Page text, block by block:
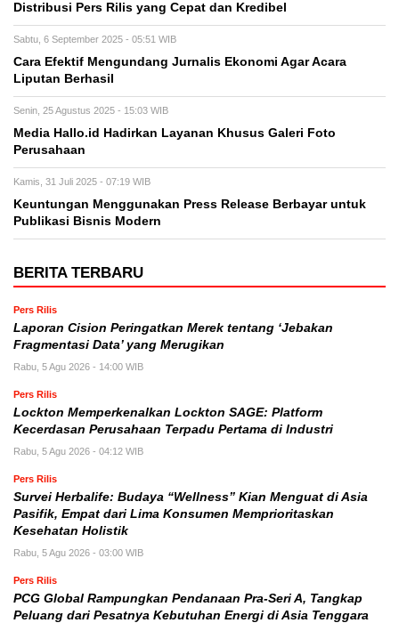
Distribusi Pers Rilis yang Cepat dan Kredibel
Sabtu, 6 September 2025 - 05:51 WIB
Cara Efektif Mengundang Jurnalis Ekonomi Agar Acara
Liputan Berhasil
Senin, 25 Agustus 2025 - 15:03 WIB
Media Hallo.id Hadirkan Layanan Khusus Galeri Foto
Perusahaan
Kamis, 31 Juli 2025 - 07:19 WIB
Keuntungan Menggunakan Press Release Berbayar untuk
Publikasi Bisnis Modern
BERITA TERBARU
Pers Rilis
Laporan Cision Peringatkan Merek tentang ‘Jebakan
Fragmentasi Data’ yang Merugikan
Rabu, 5 Agu 2026 - 14:00 WIB
Pers Rilis
Lockton Memperkenalkan Lockton SAGE: Platform
Kecerdasan Perusahaan Terpadu Pertama di Industri
Rabu, 5 Agu 2026 - 04:12 WIB
Pers Rilis
Survei Herbalife: Budaya “Wellness” Kian Menguat di Asia
Pasifik, Empat dari Lima Konsumen Memprioritaskan
Kesehatan Holistik
Rabu, 5 Agu 2026 - 03:00 WIB
Pers Rilis
PCG Global Rampungkan Pendanaan Pra-Seri A, Tangkap
Peluang dari Pesatnya Kebutuhan Energi di Asia Tenggara